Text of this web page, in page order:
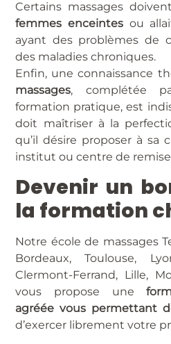
Certains massages
femmes enceintes ou
ayant des problèmes de
des maladies chroniques.
Enfin, une connaissance
massages, complétée
formation pratique, est
doit maîtriser à la
qu’il désire proposer à sa
institut ou centre de
Devenir un
la formation
Notre école de massages
Bordeaux, Toulouse,
Clermont-Ferrand, Lille,
vous propose une
agréée vous permettant
d’exercer librement votre